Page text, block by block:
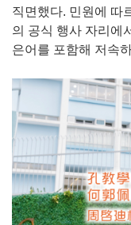
직면했다. 민원에 따
의 공식 행사 자리에
은어를 포함해 저속